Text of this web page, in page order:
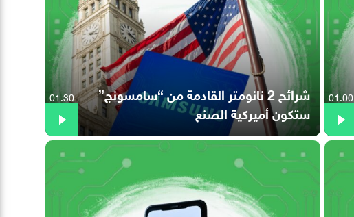
01:00
شرائح 2 نانومتر القادمة من “سامسونج”
ستكون أميركية الصنع
01:30